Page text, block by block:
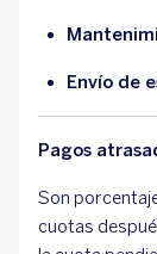
Envío de
Pagos
Son
cuotas